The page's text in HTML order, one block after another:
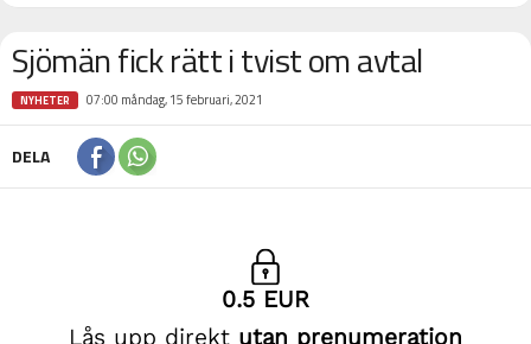
Sjömän fick rätt i tvist om avtal
NYHETER 07:00 måndag, 15 februari, 2021
DELA